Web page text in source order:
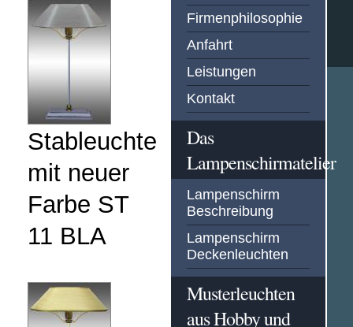
Stableuchte
mit neuer
Farbe ST
11 BLA
Firmenphilosophie
Anfahrt
Leistungen
Kontakt
Das
Lampenschirmatelier
Lampenschirm
Beschreibung
Lampenschirm
Deckenleuchten
Musterleuchten
aus Hobby und